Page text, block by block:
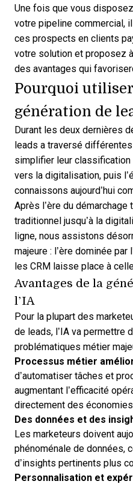
Une fois que vous
votre pipeline commercial,
ces prospects en clients
votre solution et proposez
des avantages qui
Pourquoi
génération de
Durant les deux dernières
leads a traversé
simplifier leur classification
vers la digitalisation, puis
connaissons aujourd’hui
Après l’ère du
traditionnel jusqu’à la
ligne, nous assistons
majeure : l’ère dominée par
les CRM laisse place à
Avantages de la
l’IA
Pour la plupart des
de leads, l’IA va permettre
problématiques métier
Processus métier
d’automatiser tâches et
augmentant l’efficacité
directement des
Des données et des
Les marketeurs doivent
phénoménale de données,
d’insights pertinents plus
Personnalisation et